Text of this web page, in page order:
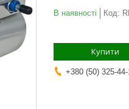
В наявності Код:
Купити
+380 (50) 325-